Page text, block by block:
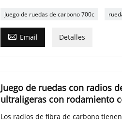
Juego de ruedas de carbono 700c
 Email Detalles
Juego de ruedas con radios
ultraligeras con rodamiento
Los radios de fibra de carbono